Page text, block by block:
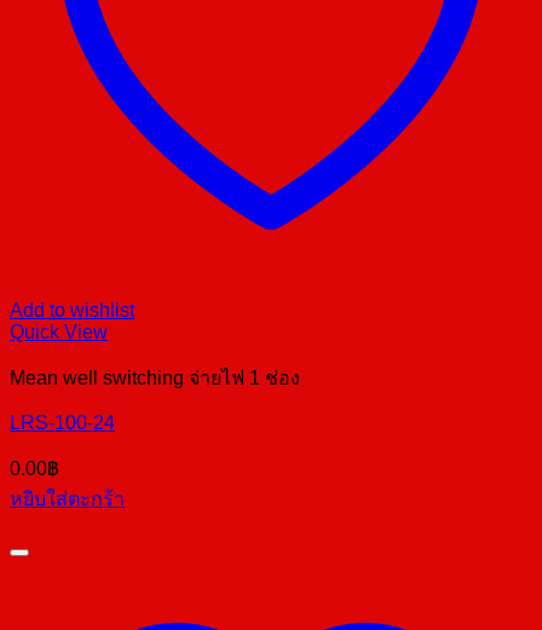
Add to wishlist
Quick View
Mean well switching จ่ายไฟ 1 ช่อง
LRS-100-24
0.00฿
หยิบใส่ตะกร้า